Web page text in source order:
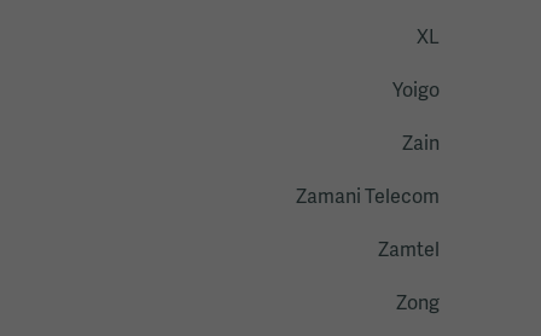
XL
Yoigo
Zain
Zamani Telecom
Zamtel
Zong